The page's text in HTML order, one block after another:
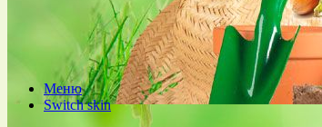
Меню
Switch skin